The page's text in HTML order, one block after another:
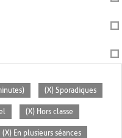
(X) Sporadiques
(X) Hors classe
(X) En plusieurs séances